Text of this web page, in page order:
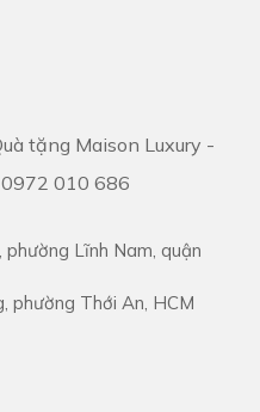
tặng Maison Luxury -
010 686
Lĩnh Nam, quận
phường Thới An, HCM